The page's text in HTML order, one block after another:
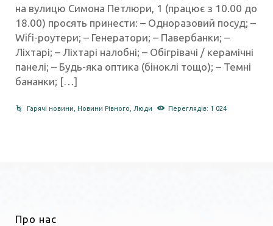
на вулицю Симона Петлюри, 1 (працює з 10.00 до
18.00) просять принести: – Одноразовий посуд; –
Wifi-роутери; – Генератори; – Павербанки; –
Ліхтарі; – Ліхтарі налобні; – Обігрівачі / керамічні
панелі; – Будь-яка оптика (біноклі тощо); – Темні
бананки; […]
Гарячі новини ,Новини Рівного Люди Переглядів: 1 024
Про нас